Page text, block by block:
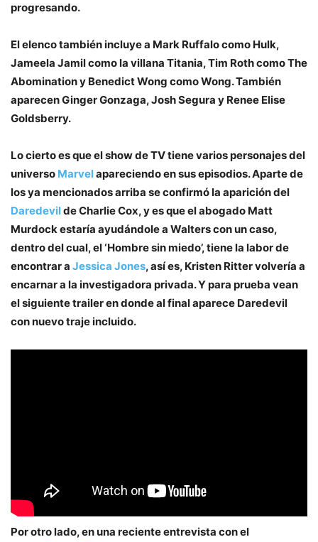
progresando.
El elenco también incluye a Mark Ruffalo como Hulk,
Jameela Jamil como la villana Titania, Tim Roth como The
Abomination y Benedict Wong como Wong. También
aparecen Ginger Gonzaga, Josh Segura y Renee Elise
Goldsberry.
Lo cierto es que el show de TV tiene varios personajes del
universo Marvelapareciendo en sus episodios. Aparte de
los ya mencionados arriba se confirmó la aparición del
Daredevilde Charlie Cox, y es que el abogado Matt
Murdock estaría ayudándole a Walters con un caso,
dentro del cual, el ‘Hombre sin miedo’, tiene la labor de
encontrar a Jessica Jones, así es, Kristen Ritter volvería a
encarnar a la investigadora privada. Y para prueba vean
el siguiente trailer en donde al final aparece Daredevil
con nuevo traje incluido.
Por otro lado, en una reciente entrevista con el